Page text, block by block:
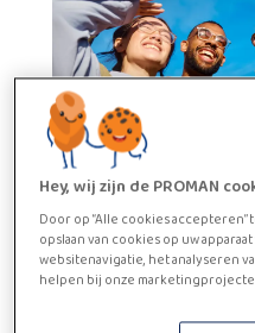
25 maart 2026
Gen Z maakt
Hey, wij zijn de PROMAN
Door op “Alle cookies
opslaan van cookies op uw
websitenavigatie, het analyseren
helpen bij onze